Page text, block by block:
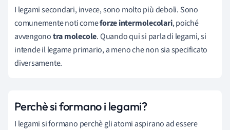
I legami secondari, invece, sono molto più deboli. Sono
comunemente noti comeforze intermolecolari, poiché
avvengonotra molecole. Quando qui si parla di legami, si
intende il legame primario, a meno che non sia specificato
diversamente.
Perchè si formano i legami?
I legami si formano perchè gli atomi aspirano ad essere